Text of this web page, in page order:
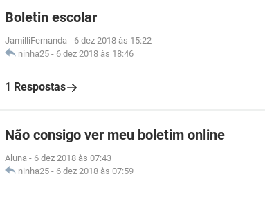
Boletin escolar
JamilliFernanda - 6 dez 2018 às 15:22
ninha25 - 6 dez 2018 às 18:46
1 Respostas
Não consigo ver meu boletim online
Aluna - 6 dez 2018 às 07:43
ninha25 - 6 dez 2018 às 07:59